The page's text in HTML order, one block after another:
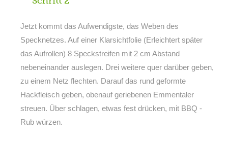
Jetzt kommt das Aufwendigste, das Weben des
Specknetzes. Auf einer Klarsichtfolie (Erleichtert später
das Aufrollen) 8 Speckstreifen mit 2 cm Abstand
nebeneinander auslegen. Drei weitere quer darüber geben,
zu einem Netz flechten. Darauf das rund geformte
Hackfleisch geben, obenauf geriebenen Emmentaler
streuen. Über schlagen, etwas fest drücken, mit BBQ -
Rub würzen.